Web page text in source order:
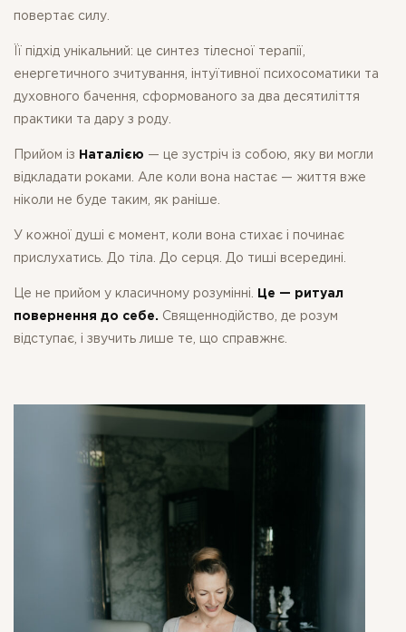
повертає силу.
Її підхід унікальний: це синтез тілесної терапії,
енергетичного зчитування, інтуїтивної психосоматики та
духовного бачення, сформованого за два десятиліття
практики та дару з роду.
Прийом із Наталією — це зустріч із собою, яку ви могли
відкладати роками. Але коли вона настає — життя вже
ніколи не буде таким, як раніше.
У кожної душі є момент, коли вона стихає і починає
прислухатись. До тіла. До серця. До тиші всередині.
Це не прийом у класичному розумінні. Це — ритуал
повернення до себе. Священнодійство, де розум
відступає, і звучить лише те, що справжнє.